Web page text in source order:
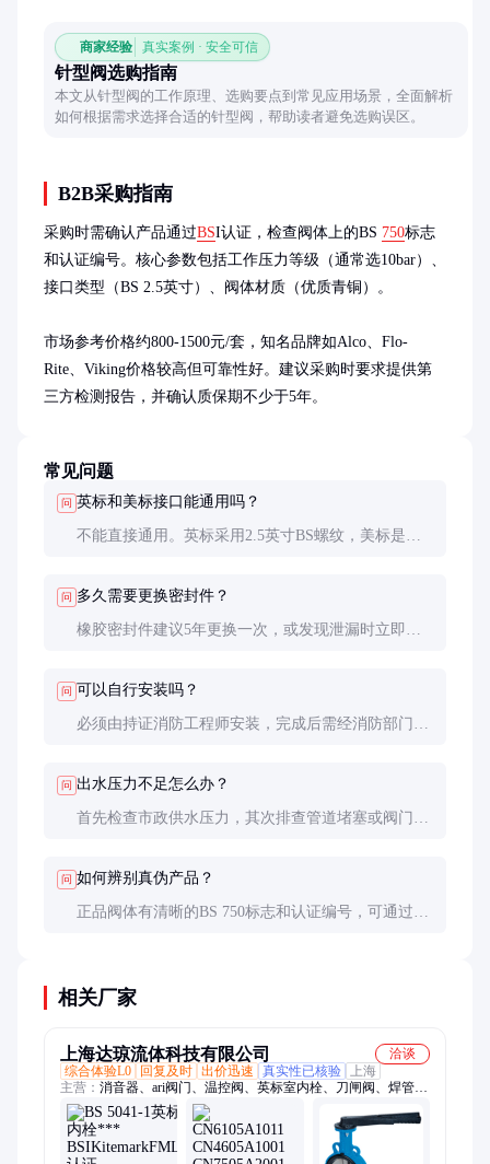
商家经验 真实案例 · 安全可信
针型阀选购指南
本文从针型阀的工作原理、选购要点到常见应用场景，全面解析
如何根据需求选择合适的针型阀，帮助读者避免选购误区。
B2B采购指南
采购时需确认产品通过BSI认证，检查阀体上的BS 750标志
和认证编号。核心参数包括工作压力等级（通常选10bar）、
接口类型（BS 2.5英寸）、阀体材质（优质青铜）。
市场参考价格约800-1500元/套，知名品牌如Alco、Flo-
Rite、Viking价格较高但可靠性好。建议采购时要求提供第
三方检测报告，并确认质保期不少于5年。
常见问题
问 英标和美标接口能通用吗？
不能直接通用。英标采用2.5英寸BS螺纹，美标是
问 多久需要更换密封件？
橡胶密封件建议5年更换一次，或发现泄漏时立即更
问 可以自行安装吗？
必须由持证消防工程师安装，完成后需经消防部门验
问 出水压力不足怎么办？
首先检查市政供水压力，其次排查管道堵塞或阀门未
问 如何辨别真伪产品？
正品阀体有清晰的BS 750标志和认证编号，可通过
相关厂家
上海达琼流体科技有限公司
洽谈
综合体验L0
回复及时 出价迅速 真实性已核验
上海
主营： 消音器、ari阀门、温控阀、英标室内栓、刀闸阀、焊管
钳、雨淋阀、持压阀、泄放阀、过滤阀、管割刀、自动阀、插接
头、触控屏、柔性管、弯管器、隔膜阀、盆底钳、提拉阀、隔热
管、肘节阀、莱克斯、疏水阀、排放阀、honeywell、仪表管